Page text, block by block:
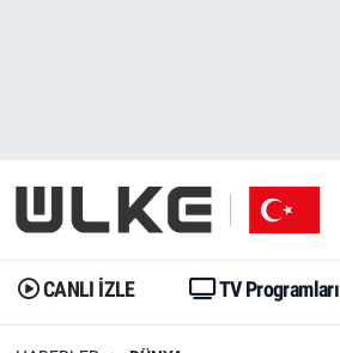
CANLI İZLE TV Programları
Gündem
Dünya
Gündem
Trend
İstanbul Namaz Vakitleri
Trafik Durumu